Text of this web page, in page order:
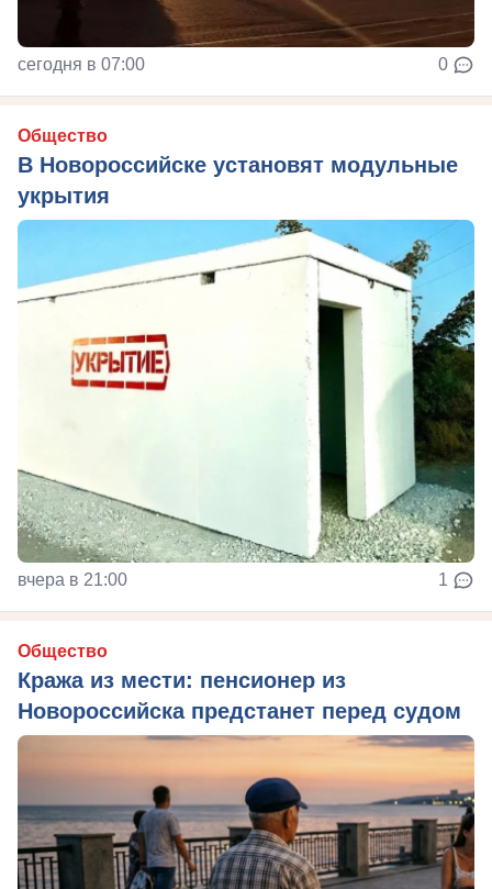
сегодня в 07:00 0
Общество
В Новороссийске установят модульные
укрытия
вчера в 21:00 1
Общество
Кража из мести: пенсионер из
Новороссийска предстанет перед судом